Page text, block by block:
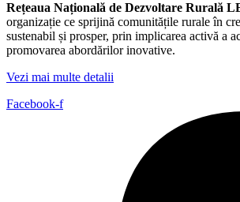
Rețeaua Națională de Dezvoltare Rurală
organizație ce sprijină comunitățile rurale în
sustenabil și prosper, prin implicarea activă a
promovarea abordărilor inovative.
Vezi mai multe detalii
Facebook-f